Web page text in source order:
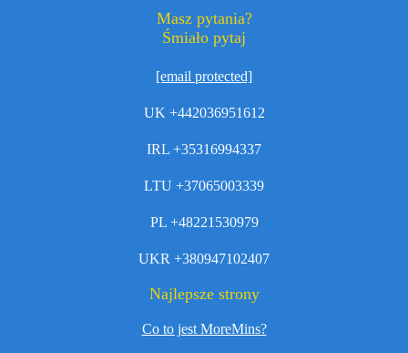
Masz pytania?
Śmiało pytaj
[email protected]
UK +442036951612
IRL +35316994337
LTU +37065003339
PL +48221530979
UKR +380947102407
Najlepsze strony
Co to jest MoreMins?